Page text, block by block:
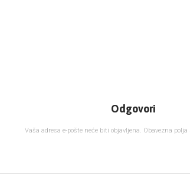
Odgovori
Vaša adresa e-pošte neće biti objavljena. Obavezna